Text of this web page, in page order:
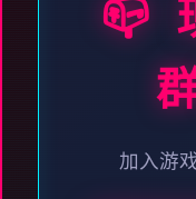
📪
加入游